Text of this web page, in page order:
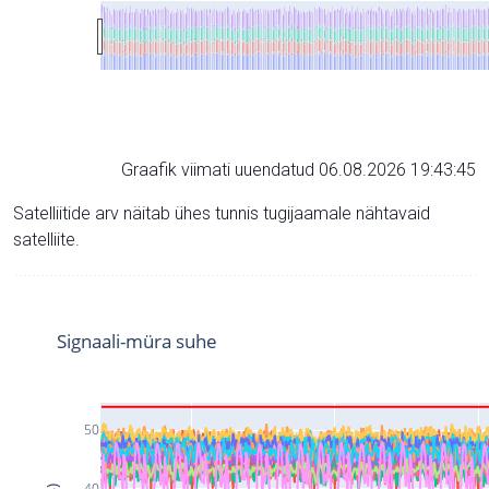
Graafik viimati uuendatud 06.08.2026 19:43:45
Satelliitide arv näitab ühes tunnis tugijaamale nähtavaid
satelliite.
50
Signaali-müra suhe